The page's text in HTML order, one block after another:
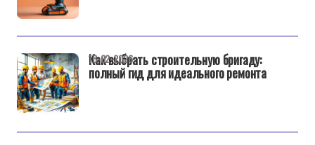
Как выбрать строительную бригаду:
полный гид для идеального ремонта
18-02-2026